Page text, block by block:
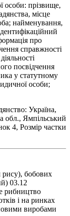
особи: прізвище,
місце
найменування,
про
справжності
посвідчення
у статутному
особи;
Україна,
обл., Ямпільський
4, Розмір частки
рису), бобових
03.12
рибництво
і на ринках
виробами